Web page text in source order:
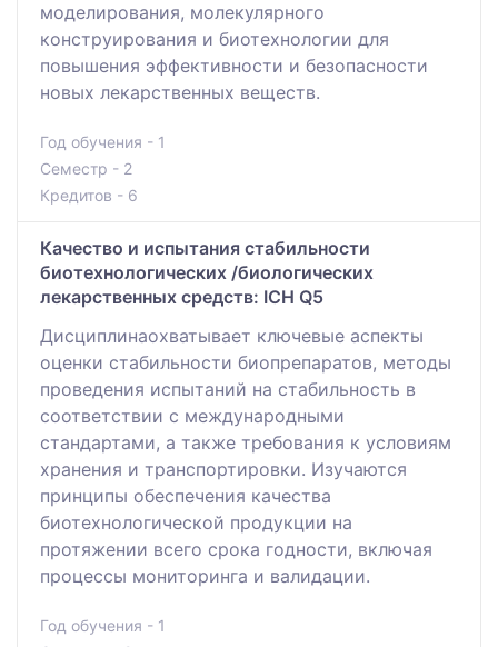
моделирования, молекулярного
конструирования и биотехнологии для
повышения эффективности и безопасности
новых лекарственных веществ.
Год обучения - 1
Семестр - 2
Кредитов - 6
Качество и испытания стабильности
биотехнологических /биологических
лекарственных средств: ICH Q5
Дисциплинаохватывает ключевые аспекты
оценки стабильности биопрепаратов, методы
проведения испытаний на стабильность в
соответствии с международными
стандартами, а также требования к условиям
хранения и транспортировки. Изучаются
принципы обеспечения качества
биотехнологической продукции на
протяжении всего срока годности, включая
процессы мониторинга и валидации.
Год обучения - 1